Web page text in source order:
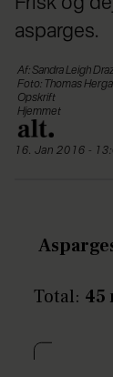
asparges.
Af: Sandra Leigh
Foto: Thomas
Opskrift
Hjemmet
16. Jan 2016 -
Total: 45